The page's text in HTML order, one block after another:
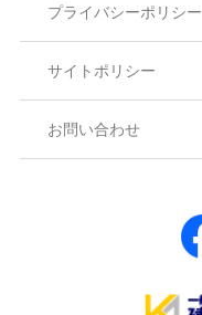
プライバシーポリシー
サイトポリシー
お問い合わせ